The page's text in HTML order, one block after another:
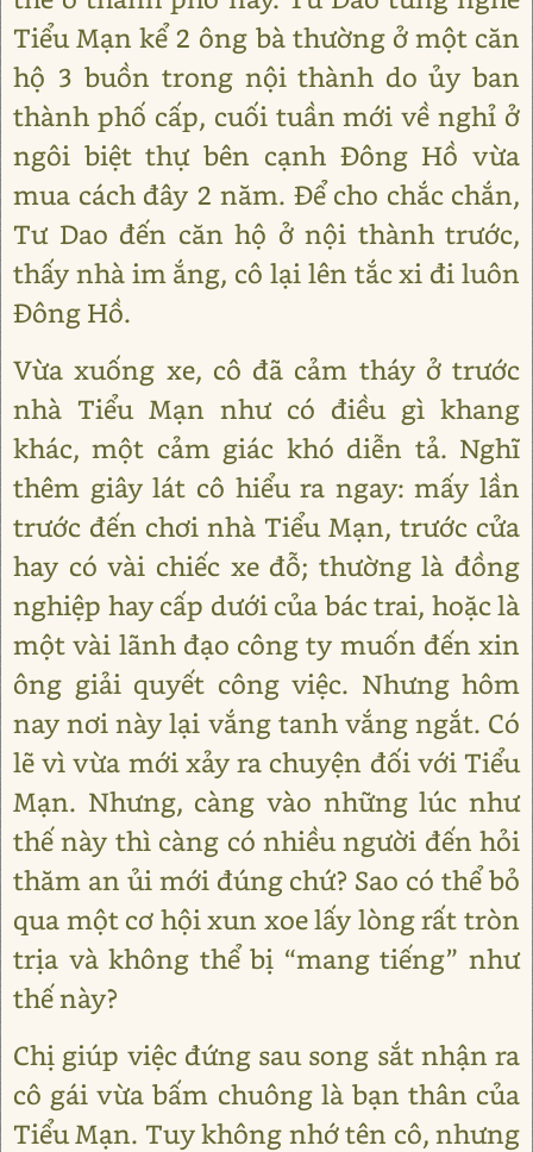
Tiểu Mạn kể 2 ông bà thường ở một căn
hộ 3 buồn trong nội thành do ủy ban
thành phố cấp, cuối tuần mới về nghỉ ở
ngôi biệt thự bên cạnh Đông Hồ vừa
mua cách đây 2 năm. Để cho chắc chắn,
Tư Dao đến căn hộ ở nội thành trước,
thấy nhà im ắng, cô lại lên tắc xi đi luôn
Đông Hồ.
Vừa xuống xe, cô đã cảm tháy ở trước
nhà Tiểu Mạn như có điều gì khang
khác, một cảm giác khó diễn tả. Nghĩ
thêm giây lát cô hiểu ra ngay: mấy lần
trước đến chơi nhà Tiểu Mạn, trước cửa
hay có vài chiếc xe đỗ; thường là đồng
nghiệp hay cấp dưới của bác trai, hoặc là
một vài lãnh đạo công ty muốn đến xin
ông giải quyết công việc. Nhưng hôm
nay nơi này lại vắng tanh vắng ngắt. Có
lẽ vì vừa mới xảy ra chuyện đối với Tiểu
Mạn. Nhưng, càng vào những lúc như
thế này thì càng có nhiều người đến hỏi
thăm an ủi mới đúng chứ? Sao có thể bỏ
qua một cơ hội xun xoe lấy lòng rất tròn
trịa và không thể bị “mang tiếng” như
thế này?
Chị giúp việc đứng sau song sắt nhận ra
cô gái vừa bấm chuông là bạn thân của
Tiểu Mạn. Tuy không nhớ tên cô, nhưng